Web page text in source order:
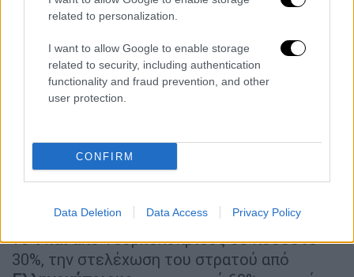
related to personalization.
I want to allow Google to enable storage
related to security, including authentication
functionality and fraud prevention, and other
user protection.
CONFIRM
Data Deletion Data Access Privacy Policy
Κύπρου.
H τελευταία αυτή <εγγύηση> εσήμαινε ότι, η
Αγγλία, η Ελλάδα και η Τουρκία ανελάμβαναν
την υποχρέωση να διαφυλάξουν και να
πολιτικής εξουσίας των Ελληνοκυπρίων και
των Τουρκοκυπρίων σε συγκεκριμένα
υπηρεσίαςαπό Ελληνοκύπριους σε ποσοστό
70% και από Τουρκοκύπριους σε ποσοστό
30%, την στελέχωση του στρατού από